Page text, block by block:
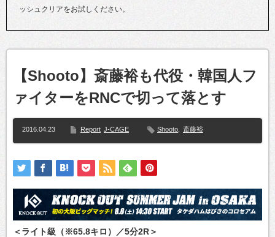
ッシュクリアをお試しください。
【Shooto】斎藤裕も代役・韓国人フ
ァイターをRNCで切って落とす
2016.04.23 Report J-CAGE Shooto 斎藤裕
＜ライト級（※65.8キロ）／5分2R＞